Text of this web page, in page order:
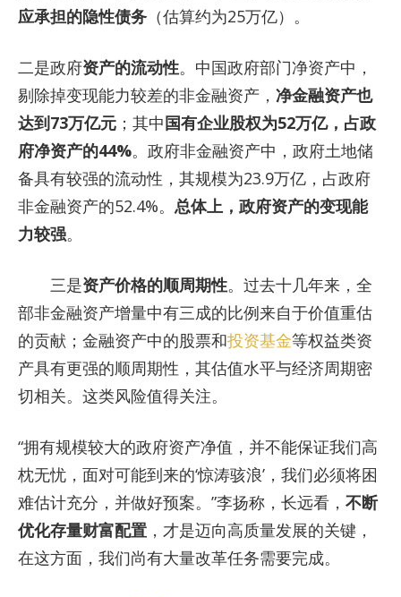
应承担的隐性债务 （估算约为25万亿）。
二是政府资产的流动性。中国政府部门净资产中，
剔除掉变现能力较差的非金融资产， 净金融资产也
达到73万亿元 ；其中国有企业股权为52万亿，占政
府净资产的44%。政府非金融资产中，政府土地储
备具有较强的流动性，其规模为23.9万亿，占政府
非金融资产的52.4%。 总体上，政府资产的变现能
力较强。
三是资产价格的顺周期性。过去十几年来，全
部非金融资产增量中有三成的比例来自于价值重估
的贡献；金融资产中的股票和投资基金等权益类资
产具有更强的顺周期性，其估值水平与经济周期密
切相关。这类风险值得关注。
“拥有规模较大的政府资产净值，并不能保证我们高
枕无忧，面对可能到来的‘惊涛骇浪’，我们必须将困
难估计充分，并做好预案。”李扬称，长远看， 不断
优化存量财富配置 ，才是迈向高质量发展的关键，
在这方面，我们尚有大量改革任务需要完成。